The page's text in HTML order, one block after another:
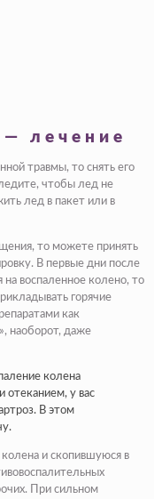
лечение
травмы, то снять его
чтобы лед не
лед в пакет или в
то можете принять
В первые дни после
на воспаленное колено, то
горячие
как
наоборот, даже
колена
отеканием, у вас
В этом
и скопившуюся в
При сильном